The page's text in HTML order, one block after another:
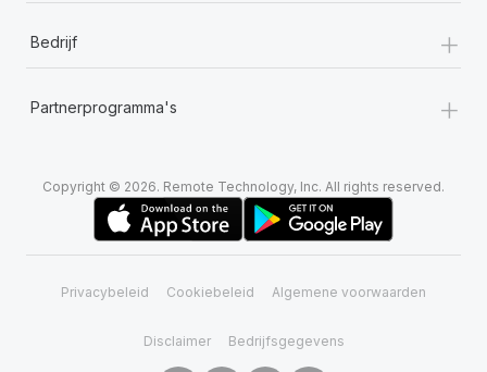
Bedrijf +
Partnerprogramma's +
Copyright © 2026. Remote Technology, Inc. All rights reserved.
Privacybeleid Cookiebeleid Algemene voorwaarden
Disclaimer Bedrijfsgegevens